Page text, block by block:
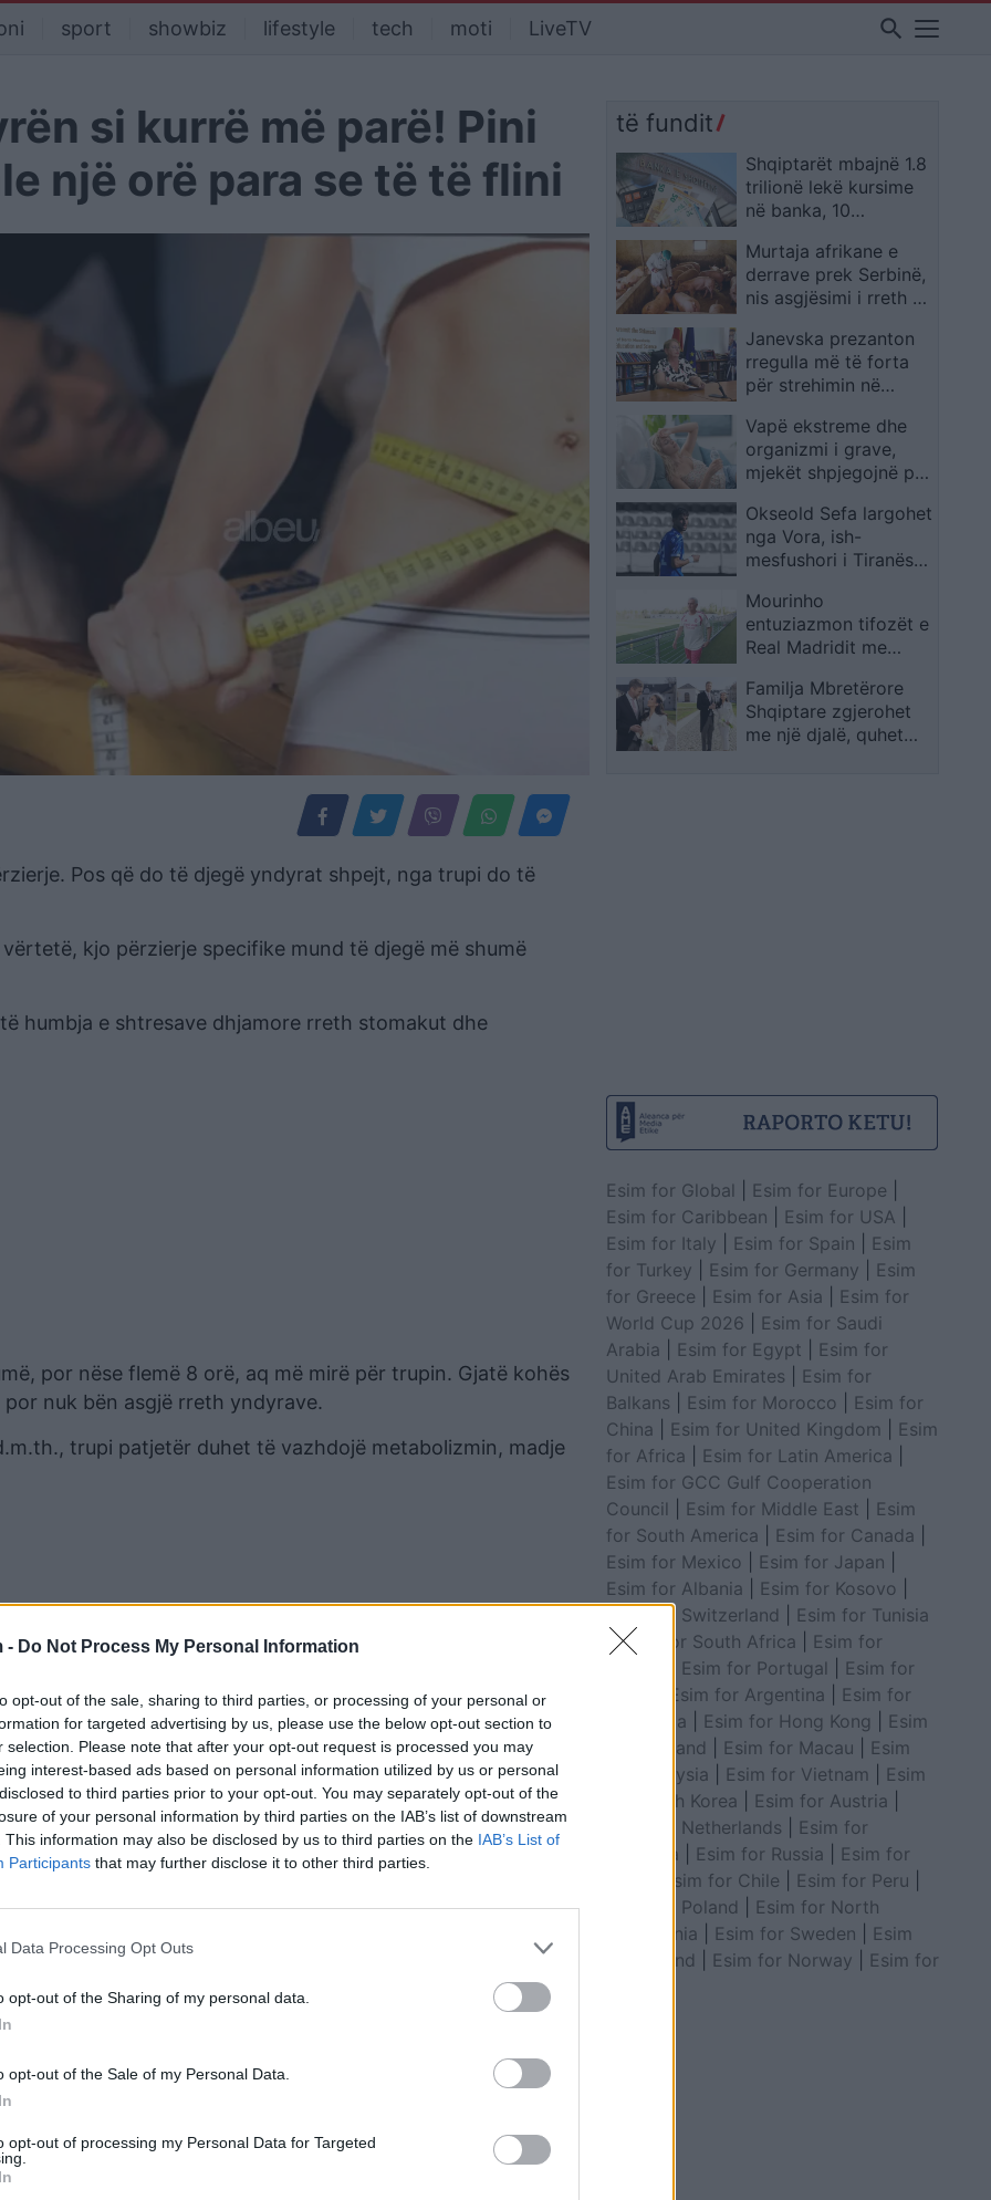
- Do Not Process My Personal Information
opt-out of the sale, sharing to third parties, or processing of your personal or
for targeted advertising by us, please use the below opt-out section to
selection. Please note that after your opt-out request is processed you may
interest-based ads based on personal information utilized by us or personal
to third parties prior to your opt-out. You may separately opt-out of the
of your personal information by third parties on the IAB’s list of downstream
This information may also be disclosed by us to third parties on the IAB’s List of
Participants that may further disclose it to other third parties.
Data Processing Opt Outs
opt-out of the Sharing of my personal data.
opt-out of the Sale of my Personal Data.
opt-out of processing my Personal Data for Targeted
sport showbiz lifestyle tech moti LiveTV search
si kurrë më parë! Pini
një orë para se të të flini
Pos që do të djegë yndyrat shpejt, nga trupi do të
kjo përzierje specifike mund të djegë më shumë
humbja e shtresave dhjamore rreth stomakut dhe
por nëse flemë 8 orë, aq më mirë për trupin. Gjatë kohës
nuk bën asgjë rreth yndyrave.
trupi patjetër duhet të vazhdojë metabolizmin, madje
këtë pije, trupi do të fillojë të djegë yndyrat si kurrë më
të fjetur përzieni: limon, majdanoz, kanellë, uthull dhe një
e shëndetshme. Veç kësaj do të djegë yndyrat më
i keni futur atë ditë.
të fundit
Shqiptarët mbajnë 1.8
trilionë lekë kursime
në banka, 10
mëdhenj kanë 7.5% të
totalit
Murtaja afrikane e
derrave prek Serbinë,
nis asgjësimi i rreth 11
Vojvodinë
Janevska prezanton
rregulla më të forta
për strehimin në
aplikimi lejohet deri
në moshën 30-vjeçare
Vapë ekstreme dhe
organizmi i grave,
mjekët shpjegojnë pse
vështirë
Okseold Sefa largohet
nga Vora, ish-
mesfushori i Tiranës
Mitrovicës
Mourinho
entuziazmon tifozët e
Real Madridit me
kthimit
Familja Mbretërore
Shqiptare zgjerohet
me një djalë, quhet
Esim for Global Esim for Europe
Esim for Caribbean
Esim for USA
Esim for Italy
Esim for Spain
Esim
for Turkey
Esim for Germany
Esim
for Greece
Esim for Asia
Esim for
World Cup 2026
Esim for Saudi
Arabia
Esim for Egypt
Esim for
United Arab Emirates
Esim for
Balkans
Esim for Morocco
Esim for
China
Esim for United Kingdom
Esim
for Africa
Esim for Latin America
Esim for GCC Gulf Cooperation
Council
Esim for Middle East
Esim
for South America
Esim for Canada
Esim for Mexico
Esim for Japan
Esim for Albania
Esim for Kosovo
Esim for Switzerland
Esim for Tunisia
|Esim for South Africa
Esim for
Esim for Portugal
Esim for
Esim for Argentina
Esim for
Colombia
Esim for Hong Kong
Esim
for Thailand
Esim for Macau
Esim
for Malaysia
Esim for Vietnam
Esim
for South Korea
Esim for Austria
Esim for Netherlands
Esim for
Australia
Esim for Russia
Esim for
Esim for Chile Esim for Peru
Esim for Poland
Esim for North
Macedonia
Esim for Sweden
Esim
for Finland
Esim for Norway
Esim for